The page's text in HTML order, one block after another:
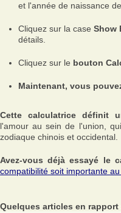
et l'année de naissance
Cliquez sur la case Show
détails.
Cliquez sur le bouton
Maintenant, vous
Cette calculatrice définit
l'amour au sein de l'union,
zodiaque chinois et occidental.
Avez-vous déjà essayé le
compatibilité soit importante
Quelques articles en